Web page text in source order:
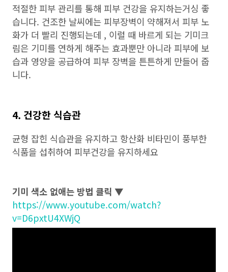
적절한 피부 관리를 통해 피부 건강을 유지하는거싱 좋
습니다. 건조한 날씨에는 피부장벽이 약해져서 피부 노
화가 더 빨리 진행되는데 , 이럴 때 바르게 되는 기미크
림은 기미를 연하게 해주는 효과뿐만 아니라 피부에 보
습과 영양을 공급하여 피부 장벽을 튼튼하게 만들어 줍
니다.
4. 건강한 식습관
균형 잡힌 식습관을 유지하고 항산화 비타민이 풍부한
식품을 섭취하여 피부건강을 유지하세요
기미 색소 없애는 방법 클릭 ▼
https://www.youtube.com/watch?
v=D6pxtU4XWjQ